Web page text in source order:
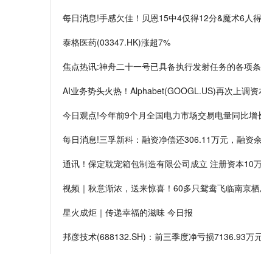
每日消息!手感欠佳！贝恩15中4仅得12分&魔术6人
泰格医药(03347.HK)涨超7%
焦点热讯:神舟二十一号已具备执行发射任务的各项
AI业务势头火热！Alphabet(GOOGL.US)再次上调
今日观点!今年前9个月全国电力市场交易电量同比增
每日消息!三孚新科：融资净偿还306.11万元，融资
通讯！保定耽宠箱包制造有限公司成立 注册资本10
视频｜秋意渐浓，送来惊喜！60多只鸳鸯飞临南京
星火成炬｜传递幸福的滋味 今日报
邦彦技术(688132.SH)：前三季度净亏损7136.93万